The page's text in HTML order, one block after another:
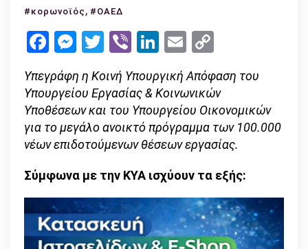
100.000
θέσεων
–
τι
ισχύει
#κορωνοϊός , #ΟΑΕΔ
Facebook
Messenger
Twitter
ViberLinkedIn
Email
Υπεγράφη η Κοινή Υπουργική Απόφαση του
Υπουργείου Εργασίας & Κοινωνικών
Υποθέσεων και του Υπουργείου Οικονομικών
για το μεγάλο ανοικτό πρόγραμμα των 100.000
νέων επιδοτούμενων θέσεων εργασίας.
Σύμφωνα με την ΚΥΑ ισχύουν τα εξής: